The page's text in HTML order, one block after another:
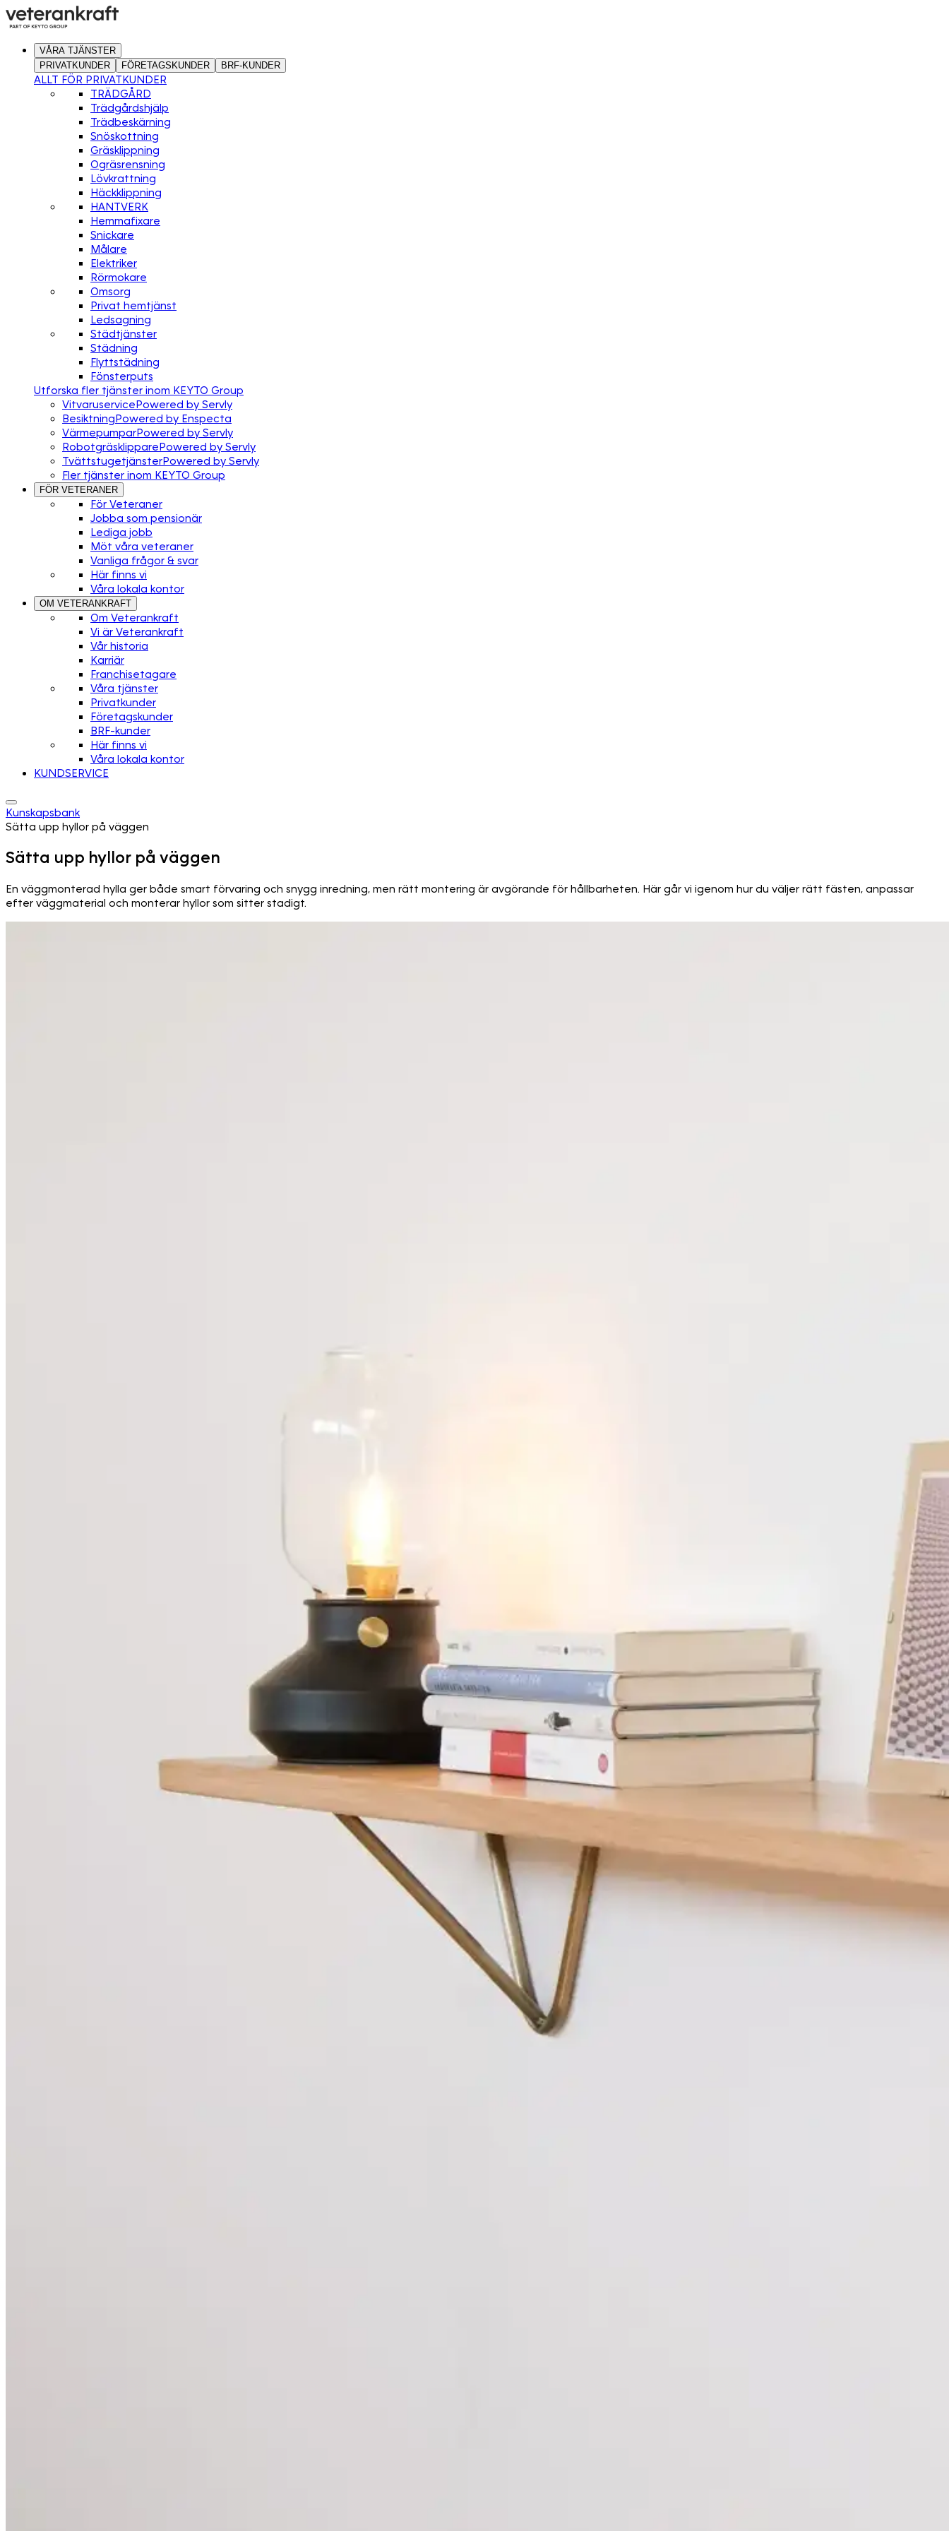
VÅRA TJÄNSTER
PRIVATKUNDER
FÖRETAGSKUNDER BRF-KUNDER
ALLT FÖR PRIVATKUNDER
TRÄDGÅRD
Trädgårdshjälp
Trädbeskärning
Snöskottning
Gräsklippning
Ogräsrensning
Lövkrattning
Häckklippning
HANTVERK
Hemmafixare
Snickare
Målare
Elektriker
Rörmokare
Omsorg
Privat hemtjänst
Ledsagning
Städtjänster
Städning
Flyttstädning
Fönsterputs
Utforska fler tjänster inom KEYTO Group
VitvaruservicePowered by Servly
BesiktningPowered by Enspecta
VärmepumparPowered by Servly
RobotgräsklipparePowered by Servly
TvättstugetjänsterPowered by Servly
Fler tjänster inom KEYTO Group
FÖR VETERANER
För Veteraner
Jobba som pensionär
Lediga jobb
Möt våra veteraner
Vanliga frågor & svar
Här finns vi
Våra lokala kontor
OM VETERANKRAFT
Om Veterankraft
Vi är Veterankraft
Vår historia
Karriär
Franchisetagare
Våra tjänster
Privatkunder
Företagskunder
BRF-kunder
Här finns vi
Våra lokala kontor
KUNDSERVICE
Kunskapsbank
Sätta upp hyllor på väggen
Sätta upp hyllor på väggen
En väggmonterad hylla ger både smart förvaring och snygg inredning, men rätt montering är avgörande för hållbarheten. Här går vi igenom hur du väljer rätt fästen, anpassar
efter väggmaterial och monterar hyllor som sitter stadigt.